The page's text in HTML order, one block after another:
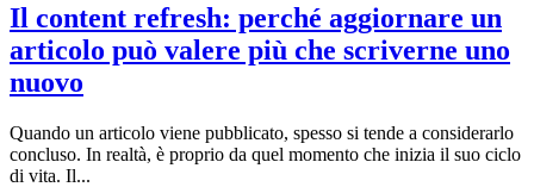
Il content refresh: perché aggiornare un
articolo può valere più che scriverne uno
nuovo
Quando un articolo viene pubblicato, spesso si tende a considerarlo
concluso. In realtà, è proprio da quel momento che inizia il suo ciclo
di vita. Il...